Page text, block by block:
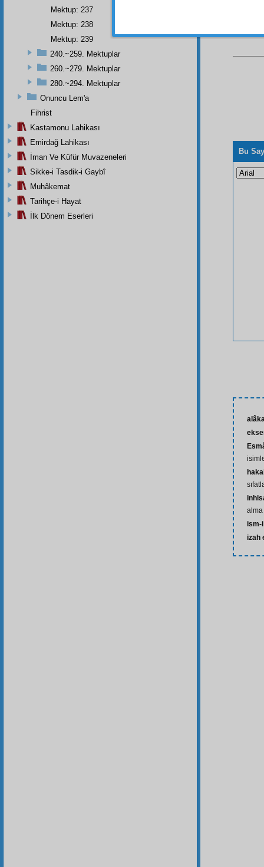
Bu
alma
ism-
izah
Mektup: 237
Mektup: 238
Mektup: 239
240.~259. Mektuplar
260.~279. Mektuplar
280.~294. Mektuplar
Onuncu Lem'a
Fihrist
Kastamonu Lahikası
Emirdağ Lahikası
İman Ve Küfür Muvazeneleri
Sikke-i Tasdik-i Gaybî
Muhâkemat
Tarihçe-i Hayat
İlk Dönem Eserleri